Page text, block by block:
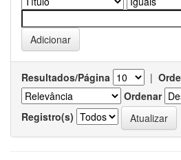
Resultados/Página |
Ordenar
Registro(s)